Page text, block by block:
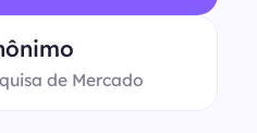
de Mercado